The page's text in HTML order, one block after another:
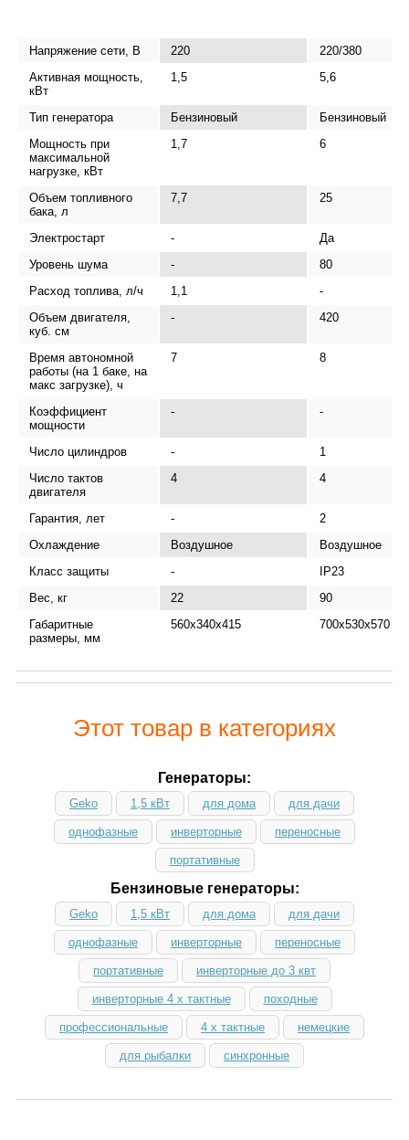
Напряжение сети, В 220
220/380
Активная мощность,
кВт
1,5 5,6
Тип генератора Бензиновый
Бензиновый
Мощность при
максимальной
нагрузке, кВт
1,7 6
Объем топливного
бака, л
7,7 25
Электростарт -
Да
Уровень шума
-
80
Расход топлива, л/ч
1,1
-
Объем двигателя,
куб. см
- 420
Время автономной
работы (на 1 баке, на
макс загрузке), ч
7 8
Коэффициент
мощности
- -
Число цилиндров -
1
Число тактов
двигателя
4 4
Гарантия, лет -
2
Охлаждение
Воздушное
Воздушное
Класс защиты
-
IP23
Вес, кг
22
90
Габаритные
размеры, мм
560х340х415 700х530х570
Этот товар в категориях
Генераторы:
Geko 1,5 кВт для дома для дачи
однофазные инверторные переносные
портативные
Бензиновые генераторы:
Geko 1,5 кВт для дома для дачи
однофазные инверторные переносные
портативные инверторные до 3 квт
инверторные 4 х тактные походные
профессиональные 4 х тактные немецкие
для рыбалки синхронные